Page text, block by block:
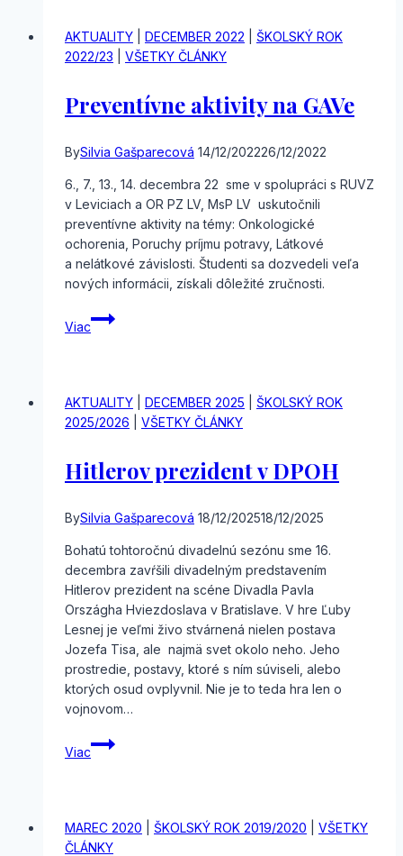
AKTUALITY DECEMBER 2022
ŠKOLSKÝ ROK
2022/23
VŠETKY ČLÁNKY
Preventívne aktivity na GAVe
BySilvia Gašparecová 14/12/202226/12/2022
6., 7., 13., 14. decembra 22 sme v spolupráci s RUVZ
v Leviciach a OR PZ LV, MsP LV uskutočnili
preventívne aktivity na témy: Onkologické
ochorenia, Poruchy príjmu potravy, Látkové
a nelátkové závislosti. Študenti sa dozvedeli veľa
nových informácii, získali dôležité zručnosti.
Viac
Preventívne
aktivity
AKTUALITY
DECEMBER 2025
ŠKOLSKÝ ROK
2025/2026
VŠETKY ČLÁNKY
Hitlerov prezident v DPOH
BySilvia Gašparecová 18/12/202518/12/2025
Bohatú tohtoročnú divadelnú sezónu sme 16.
decembra zavŕšili divadelným predstavením
Hitlerov prezident na scéne Divadla Pavla
Országha Hviezdoslava v Bratislave. V hre Ľuby
Lesnej je veľmi živo stvárnená nielen postava
Jozefa Tisa, ale najmä svet okolo neho. Jeho
prostredie, postavy, ktoré s ním súviseli, alebo
ktorých osud ovplyvnil. Nie je to teda hra len o
vojnovom…
Viac
Hitlerov
prezident
MAREC 2020
ŠKOLSKÝ ROK 2019/2020
VŠETKY
ČLÁNKY